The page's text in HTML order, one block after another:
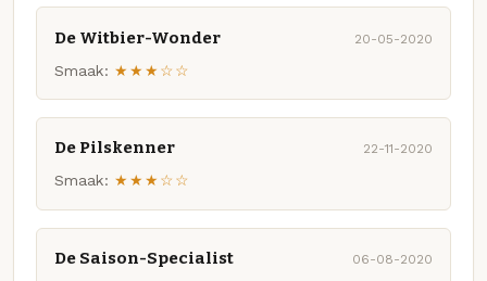
De Witbier-Wonder 20-05-2020
Smaak: ★★★☆☆
De Pilskenner 22-11-2020
Smaak: ★★★☆☆
De Saison-Specialist 06-08-2020